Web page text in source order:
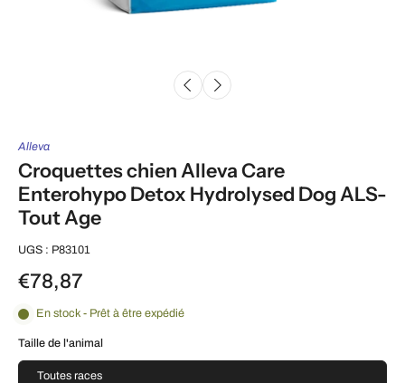
Alleva
Croquettes chien Alleva Care
Enterohypo Detox Hydrolysed Dog ALS-
Tout Age
UGS : P83101
€78,87
En stock - Prêt à être expédié
Taille de l'animal
Toutes races